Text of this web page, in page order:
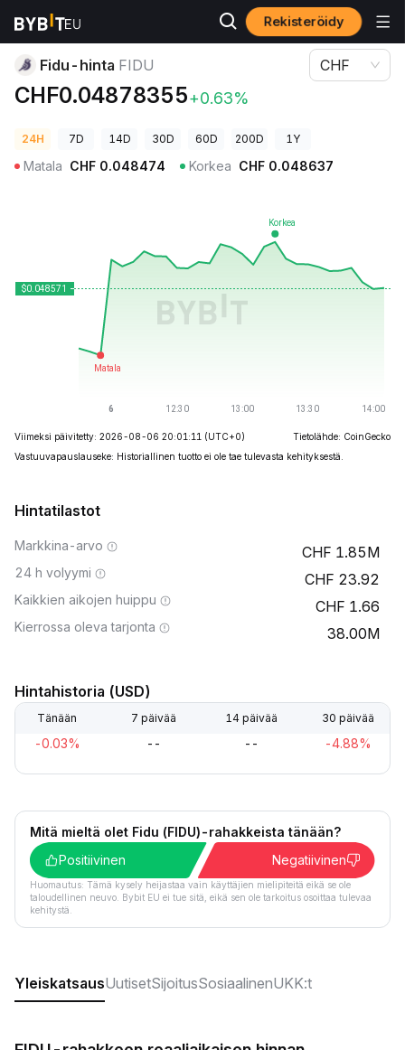
Rekisteröidy
Kryptohinnat
Fidu-hinta FIDU
CHF0.04878355+0.63%
CHF
24H 7D 14D 30D 60D 200D 1Y
Matala CHF 0.048474 Korkea CHF 0.048637
Viimeksi päivitetty: 2026-08-06 20:01:11 (UTC+0)
Tietolähde: CoinGecko
Vastuuvapauslauseke: Historiallinen tuotto ei ole tae tulevasta kehityksestä.
Hintatilastot
Markkina-arvo 1.85M
24 h volyymi 23.92
Kaikkien aikojen huippu 1.66
Kierrossa oleva tarjonta 38.00M
Hintahistoria (USD)
Tänään 7 päivää 14 päivää 30 päivää
-0.03% -- -- -4.88%
Mitä mieltä olet Fidu (FIDU)-rahakkeista tänään?
Positiivinen
Negatiivinen
Huomautus: Tämä kysely heijastaa vain käyttäjien mielipiteitä eikä se ole
taloudellinen neuvo. Bybit EU ei tue sitä, eikä sen ole tarkoitus osoittaa tulevaa
kehitystä.
YleiskatsausUutisetSijoitusSosiaalinenUKK:t